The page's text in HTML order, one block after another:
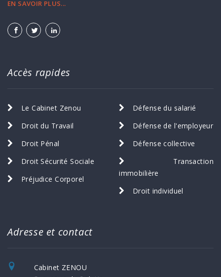
EN SAVOIR PLUS...
Accès rapides
Le Cabinet Zenou
Droit du Travail
Droit Pénal
Droit Sécurité Sociale
Préjudice Corporel
Défense du salarié
Défense de l'employeur
Défense collective
Transaction
immobilière
Droit individuel
Adresse et contact
Cabinet ZENOU